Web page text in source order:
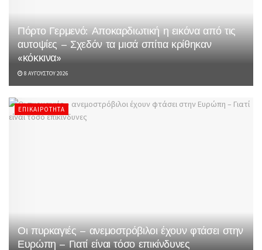
Πόρτο Γερμενό: Αποκαρδιωτική η εικόνα από τις
αυτοψίες – Σχεδόν τα μισά σπίτια κρίθηκαν
«κόκκινα»
8 ΑΥΓΟΎΣΤΟΥ 2026
ΕΠΙΚΑΙΡΌΤΗΤΑ
Οι πυρκαγιές – ανεμοστρόβιλοι έχουν φτάσει στην
Ευρώπη – Γιατί είναι τόσο επικίνδυνες